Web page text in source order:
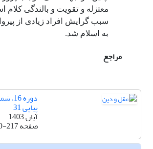
معتزله و تقویت و بالندگی کلام
سبب گرایش افراد زیادی از
به اسلام شد.
مراجع
پیاپی 31
آبان 1403
صفحه217